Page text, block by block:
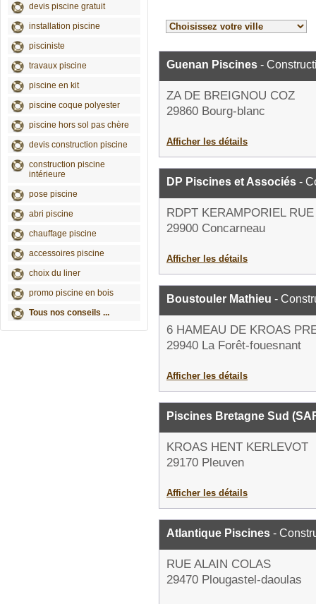
devis piscine gratuit
installation piscine
pisciniste
travaux piscine
piscine en kit
piscine coque polyester
piscine hors sol pas chère
devis construction piscine
construction piscine
intérieure
pose piscine
abri piscine
chauffage piscine
accessoires piscine
choix du liner
promo piscine en bois
Tous nos conseils ...
Guenan Piscines -
ZA DE BREIGNOU COZ
29860 Bourg-blanc
Afficher les détails
DP Piscines et Associés -
RDPT KERAMPORIEL
29900 Concarneau
Afficher les détails
Boustouler Mathieu -
6 HAMEAU DE KROAS
29940 La Forêt-fouesnant
Afficher les détails
Piscines Bretagne Sud
KROAS HENT KERLEVOT
29170 Pleuven
Afficher les détails
Atlantique Piscines -
RUE ALAIN COLAS
29470 Plougastel-daoulas